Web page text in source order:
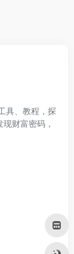
具、教程，探
财富密码，